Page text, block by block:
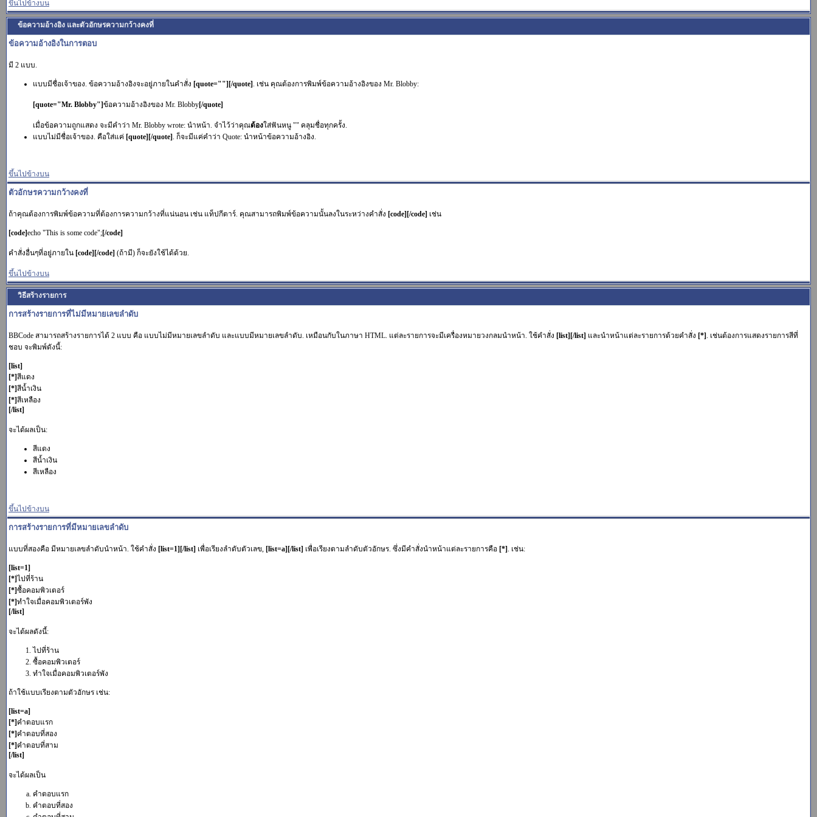
ขึ้นไปข้างบน
ข้อความอ้างอิง และตัวอักษรความกว้างคงที่
ข้อความอ้างอิงในการตอบ
มี 2 แบบ.
แบบมีชื่อเจ้าของ. ข้อความอ้างอิงจะอยู่ภายในคำสั่ง [quote=""][/quote] . เช่น คุณต้องการพิมพ์ข้อความอ้างอิงของ Mr. Blobby:
[quote="Mr. Blobby"]ข้อความอ้างอิงของ Mr. Blobby[/quote]
เมื่อข้อความถูกแสดง จะมีคำว่า Mr. Blobby wrote: นำหน้า. จำไว้ว่าคุณต้องใส่ฟันหนู "" คลุมชื่อทุกครั้ง.
แบบไม่มีชื่อเจ้าของ. คือใส่แค่ [quote][/quote] . ก็จะมีแค่คำว่า Quote: นำหน้าข้อความอ้างอิง.
ขึ้นไปข้างบน
ตัวอักษรความกว้างคงที่
ถ้าคุณต้องการพิมพ์ข้อความที่ต้องการความกว้างที่แน่นอน เช่น แท็ปกีตาร์. คุณสามารถพิมพ์ข้อความนั้นลงในระหว่างคำสั่ง [code][/code] เช่น
[code]echo "This is some code";[/code]
คำสั่งอื่นๆที่อยู่ภายใน [code][/code] (ถ้ามี) ก็จะยังใช้ได้ด้วย.
ขึ้นไปข้างบน
วิธีสร้างรายการ
การสร้างรายการที่ไม่มีหมายเลขลำดับ
BBCode สามารถสร้างรายการได้ 2 แบบ คือ แบบไม่มีหมายเลขลำดับ และแบบมีหมายเลขลำดับ. เหมือนกับในภาษา HTML. แต่ละรายการจะมีเครื่องหมายวงกลมนำหน้า. ใช้คำสั่ง [list][/list] และนำหน้าแต่ละรายการด้วยคำสั่ง [*] . เช่นต้องการแสดงรายการสีที่
ชอบ จะพิมพ์ดังนี้:
[list]
[*]สีแดง
[*]สีน้ำเงิน
[*]สีเหลือง
[/list]
จะได้ผลเป็น:
สีแดง
สีน้ำเงิน
สีเหลือง
ขึ้นไปข้างบน
การสร้างรายการที่มีหมายเลขลำดับ
แบบที่สองคือ มีหมายเลขลำดับนำหน้า. ใช้คำสั่ง [list=1][/list] เพื่อเรียงลำดับตัวเลข, [list=a][/list] เพื่อเรียงตามลำดับตัวอักษร. ซึ่งมีคำสั่งนำหน้าแต่ละรายการคือ [*] . เช่น:
[list=1]
[*]ไปที่ร้าน
[*]ซื้อคอมพิวเตอร์
[*]ทำใจเมื่อคอมพิวเตอร์พัง
[/list]
จะได้ผลดังนี้:
ไปที่ร้าน
ซื้อคอมพิวเตอร์
ทำใจเมื่อคอมพิวเตอร์พัง
ถ้าใช้แบบเรียงตามตัวอักษร เช่น:
[list=a]
[*] คำตอบแรก
[*] คำตอบที่สอง
[*] คำตอบที่สาม
[/list]
จะได้ผลเป็น
คำตอบแรก
คำตอบที่สอง